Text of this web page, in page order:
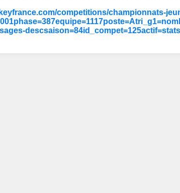
competitions/championnats-